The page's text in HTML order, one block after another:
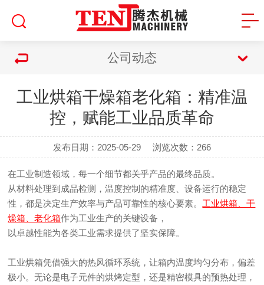
公司动态
工业烘箱干燥箱老化箱：精准温
控，赋能工业品质革命
发布日期：2025-05-29 浏览次数： 266
在工业制造领域，每一个细节都关乎产品的最终品质。
从材料处理到成品检测，温度控制的精准度、设备运行的稳定
性，都是决定生产效率与产品可靠性的核心要素。 工业烘箱、干
燥箱、老化箱作为工业生产的关键设备，
以卓越性能为各类工业需求提供了坚实保障。
工业烘箱凭借强大的热风循环系统，让箱内温度均匀分布，偏差
极小。无论是电子元件的烘烤定型，还是精密模具的预热处理，